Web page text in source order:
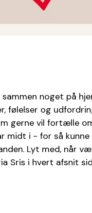
noget på
følelser og
gerne vil fortælle
midt i - for så
Lyt med, når
Sris i hvert afsnit